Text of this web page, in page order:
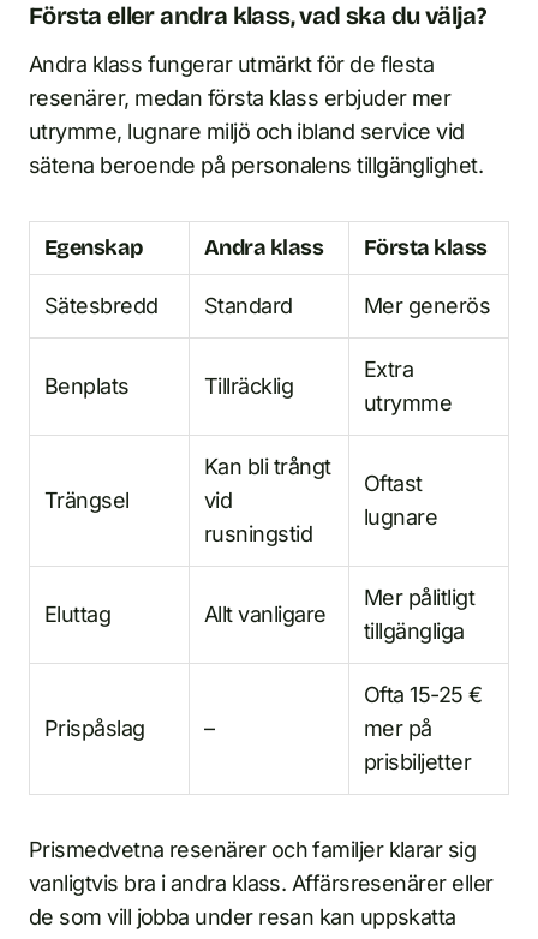
Första eller andra klass, vad ska du välja?
Andra klass fungerar utmärkt för de flesta
resenärer, medan första klass erbjuder mer
utrymme, lugnare miljö och ibland service vid
sätena beroende på personalens tillgänglighet.
Egenskap Andra klass Första klass
Sätesbredd Standard Mer generös
Benplats Tillräcklig
Extra
utrymme
Trängsel
Kan bli trångt
vid
rusningstid
Oftast
lugnare
Eluttag Allt vanligare
Mer pålitligt
tillgängliga
Prispåslag –
Ofta 15-25 €
mer på
prisbiljetter
Prismedvetna resenärer och familjer klarar sig
vanligtvis bra i andra klass. Affärsresenärer eller
de som vill jobba under resan kan uppskatta